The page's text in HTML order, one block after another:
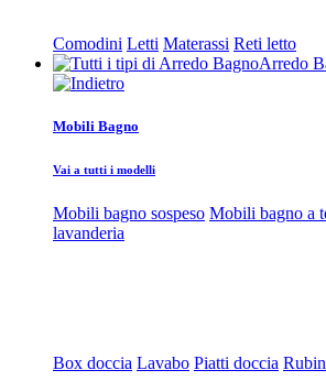
Comodini Letti Materassi Reti letto
Arredo
Mobili Bagno
Vai a tutti i modelli
Mobili bagno sospeso Mobili bagno a
lavanderia
Box doccia Lavabo Piatti doccia